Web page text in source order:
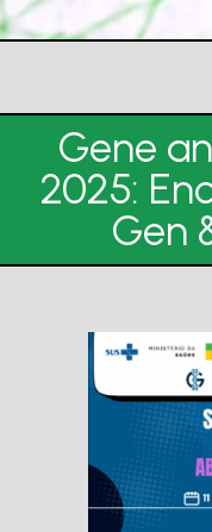
Gene
2025:
Gen